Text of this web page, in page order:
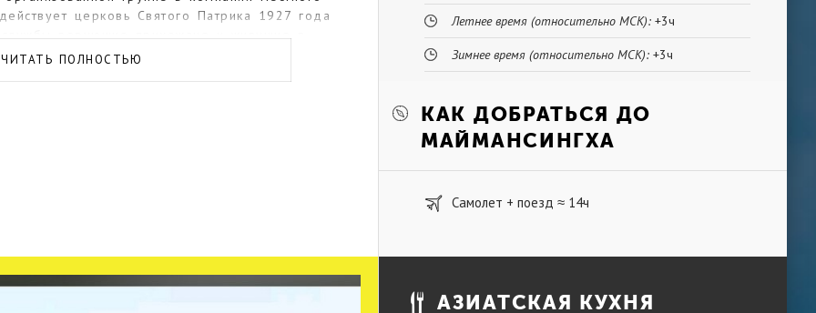
церковь Святого Патрика 1927 года
верующие прихожане и живущие в
колониальной архитектуры
Его можно посетить при некоторой
ЧИТАТЬ ПОЛНОСТЬЮ
Летнее время (относительно МСК): +3ч
Зимнее время (относительно МСК): +3ч
КАК ДОБРАТЬСЯ ДО
МАЙМАНСИНГХА
Самолет + поезд ≈ 14ч
АЗИАТСКАЯ КУХНЯ